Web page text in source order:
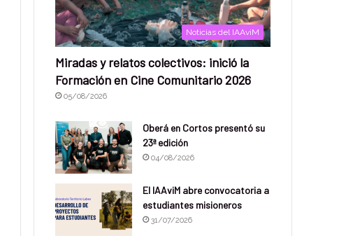
Noticias del IAAviM
Miradas y relatos colectivos: inició la
Formación en Cine Comunitario 2026
05/08/2026
Oberá en Cortos presentó su
23ª edición
04/08/2026
El IAAviM abre convocatoria a
estudiantes misioneros
31/07/2026